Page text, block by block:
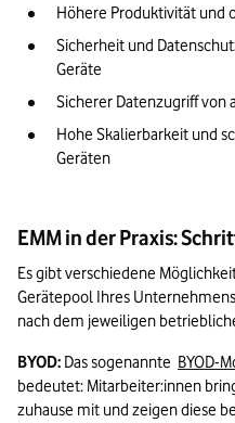
Höhere Produktivität und
Sicherheit und
Geräte
Sicherer Datenzugriff von
Hohe Skalierbarkeit und
Geräten
EMM in der Praxis:
Es gibt verschiedene
Gerätepool Ihres
nach dem jeweiligen
BYOD: Das sogenannte BYOD-
bedeutet: Mitarbeiter:innen
zuhause mit und zeigen diese